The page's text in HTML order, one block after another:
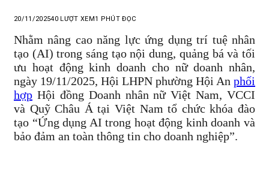
20/11/202540 LƯỢT XEM 1 PHÚT ĐỌC
Nhằm nâng cao năng lực ứng dụng trí tuệ nhân
tạo (AI) trong sáng tạo nội dung, quảng bá và tối
ưu hoạt động kinh doanh cho nữ doanh nhân,
ngày 19/11/2025, Hội LHPN phường Hội An phối
hợp Hội đồng Doanh nhân nữ Việt Nam, VCCI
và Quỹ Châu Á tại Việt Nam tổ chức khóa đào
tạo “Ứng dụng AI trong hoạt động kinh doanh và
bảo đảm an toàn thông tin cho doanh nghiệp”.